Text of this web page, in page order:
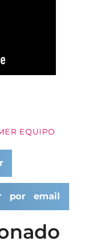
EQUIPO
por email